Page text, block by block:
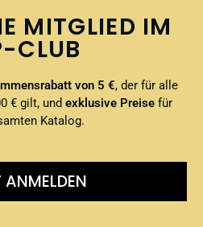
MITGLIED IM
CLUB
von 5 €, der für alle
€ gilt, und exklusive Preisefür
Katalog.
ANMELDEN